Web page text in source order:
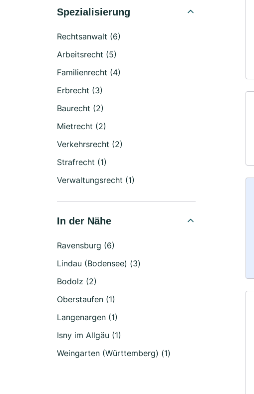
Spezialisierung
Rechtsanwalt (6)
Arbeitsrecht (5)
Familienrecht (4)
Erbrecht (3)
Baurecht (2)
Mietrecht (2)
Verkehrsrecht (2)
Strafrecht (1)
Verwaltungsrecht (1)
In der Nähe
Ravensburg (6)
Lindau (Bodensee) (3)
Bodolz (2)
Oberstaufen (1)
Langenargen (1)
Isny im Allgäu (1)
Weingarten (Württemberg) (1)